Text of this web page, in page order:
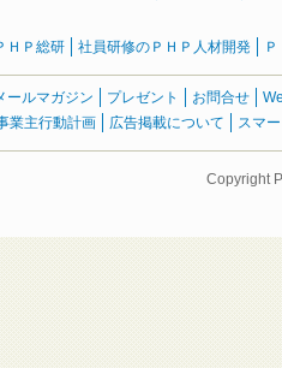
ＨＰ総研 社員研修のＰＨＰ人材開発
ールマガジン プレゼント お問合せ
業主行動計画 広告掲載について スマ
Copyright